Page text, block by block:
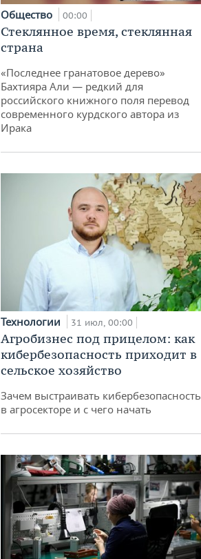
Общество 00:00
Стеклянное время, стеклянная
страна
«Последнее гранатовое дерево»
Бахтияра Али — редкий для
российского книжного поля перевод
современного курдского автора из
Ирака
Технологии 31 июл, 00:00
Агробизнес под прицелом: как
кибербезопасность приходит в
сельское хозяйство
Зачем выстраивать кибербезопасность
в агросекторе и с чего начать